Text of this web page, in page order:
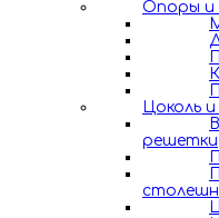
Опоры и
Цоколь
решетки